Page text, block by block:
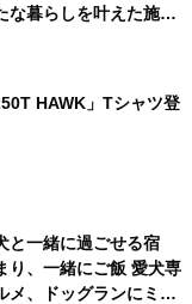
な暮らしを叶えた施工
ースが公開
HAWK」Tシャツ登
と一緒に過ごせる宿
り、一緒にご飯 愛犬専
メ、ドッグランにミニ